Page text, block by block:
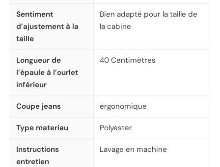
Sentiment
d’ajustement à la
taille
Bien adapté pour la taille de
la cabine
Longueur de
l’épaule à l’ourlet
inférieur
40 Centimètres
Coupe jeans ergonomique
Type materiau Polyester
Instructions
entretien
Lavage en machine